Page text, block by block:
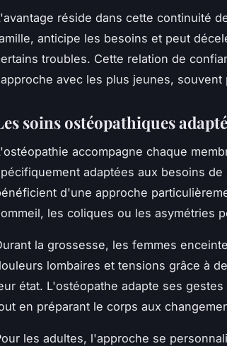
réside dans cette continuité
anticipe les besoins et peut
troubles. Cette relation de
avec les plus jeunes,
soins ostéopathiques
accompagne chaque
adaptées aux besoins de
d'une approche
les coliques ou les asymétries
la grossesse, les femmes
lombaires et tensions grâce à
état. L'ostéopathe adapte ses
en préparant le corps aux
les adultes, l'approche se